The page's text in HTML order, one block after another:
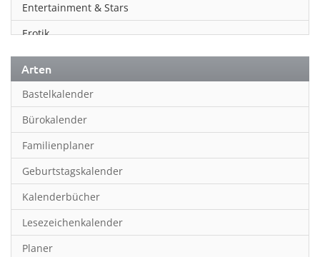
Entertainment & Stars
Erotik
Essen & Trinken
Familienplaner
Fantasy
Film
Fotokunst
Frauen
Fußball
Geburtstagskalender
Arten
Bastelkalender
Bürokalender
Familienplaner
Geburtstagskalender
Kalenderbücher
Lesezeichenkalender
Planer